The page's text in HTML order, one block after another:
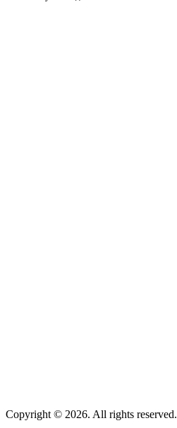
Copyright © 2026. All rights reserved.